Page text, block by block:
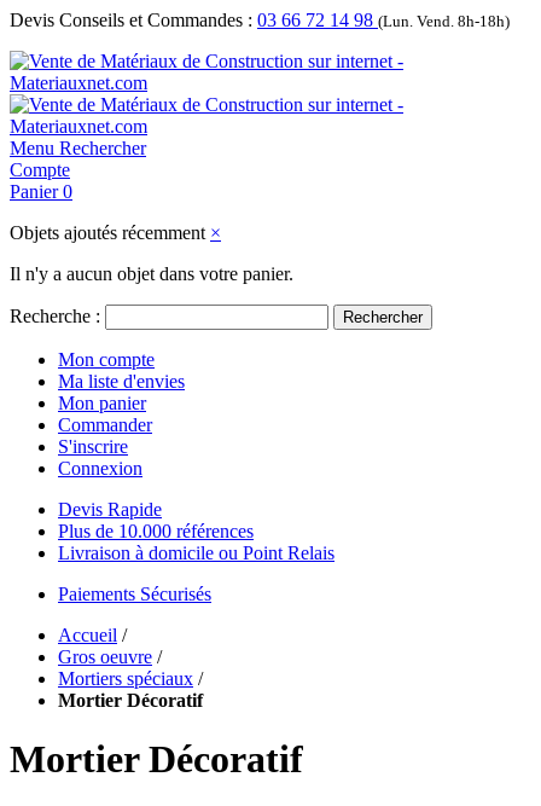
Devis Conseils et Commandes : 03 66 72 14 98 (Lun. Vend. 8h-18h)
Menu Rechercher
Compte
Panier 0
Objets ajoutés récemment ×
Il n'y a aucun objet dans votre panier.
Recherche : Rechercher
Mon compte
Ma liste d'envies
Mon panier
Commander
S'inscrire
Connexion
Devis Rapide
Plus de 10.000 références
Livraison à domicile ou Point Relais
Paiements Sécurisés
Accueil /
Gros oeuvre /
Mortiers spéciaux /
Mortier Décoratif
Mortier Décoratif